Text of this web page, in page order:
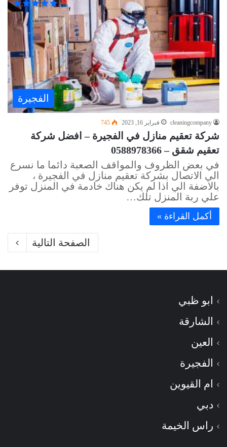
الفجيرة
cleaningcompany فبراير 16, 2023 745
شركة تعقيم منازل في الفجيرة – افضل شركة
تعقيم شقق – 0588978366
في بعض الظروف والمواقف الصعبة دائما ما نسرع
الي الاتصال بشركة تعقيم منازل في الفجيرة ،
بالاضفة الي اذا لم يكن هناك خادمة في المنزل توفر
علي ربة المنزل تلك…
أكمل القراءة »
الصفحة التالية
ابو ظبي
الشارقة
العين
الفجيرة
ام القيوين
دبي
راس الخيمة